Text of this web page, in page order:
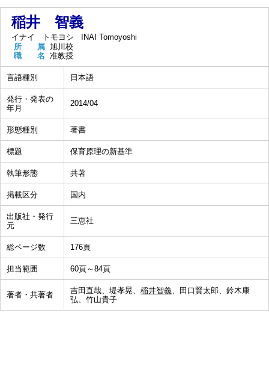
稲井 智義
イナイ トモヨシ
INAI Tomoyoshi
所 属 旭川校
職 名 准教授
言語種別 日本語
発行・発表の
年月
2014/04
形態種別 著書
標題 保育原理の新基準
執筆形態 共著
掲載区分 国内
出版社・発行
元
三恵社
総ページ数 176頁
担当範囲 60頁～84頁
著者・共著者 吉田直哉、堤孝晃、 稲井智義、田口賢太郎、鈴木康
弘、竹山貴子